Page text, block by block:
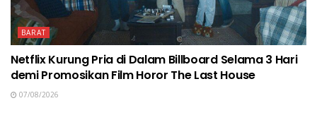
BARAT
Netflix Kurung Pria di Dalam Billboard Selama 3 Hari
demi Promosikan Film Horor The Last House
07/08/2026